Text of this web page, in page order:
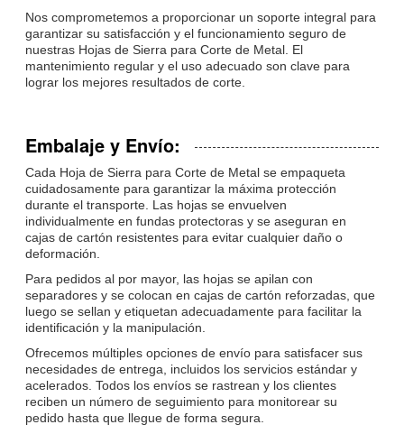
Nos comprometemos a proporcionar un soporte integral para
garantizar su satisfacción y el funcionamiento seguro de
nuestras Hojas de Sierra para Corte de Metal. El
mantenimiento regular y el uso adecuado son clave para
lograr los mejores resultados de corte.
Embalaje y Envío:
Cada Hoja de Sierra para Corte de Metal se empaqueta
cuidadosamente para garantizar la máxima protección
durante el transporte. Las hojas se envuelven
individualmente en fundas protectoras y se aseguran en
cajas de cartón resistentes para evitar cualquier daño o
deformación.
Para pedidos al por mayor, las hojas se apilan con
separadores y se colocan en cajas de cartón reforzadas, que
luego se sellan y etiquetan adecuadamente para facilitar la
identificación y la manipulación.
Ofrecemos múltiples opciones de envío para satisfacer sus
necesidades de entrega, incluidos los servicios estándar y
acelerados. Todos los envíos se rastrean y los clientes
reciben un número de seguimiento para monitorear su
pedido hasta que llegue de forma segura.